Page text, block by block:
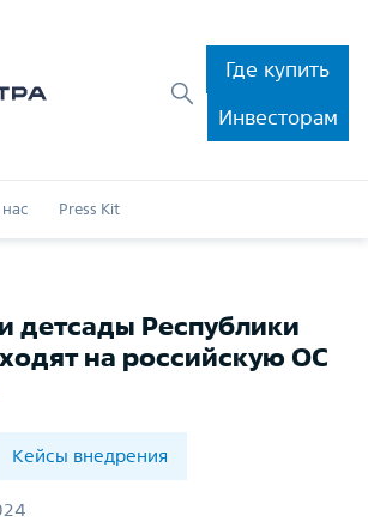
Где купить
Инвесторам
Press Kit
детсады Республики
на российскую ОС
Кейсы внедрения